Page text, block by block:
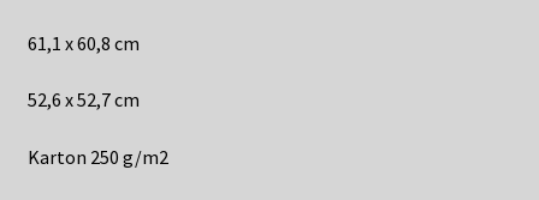
61,1 x 60,8 cm
52,6 x 52,7 cm
Karton 250 g/m2